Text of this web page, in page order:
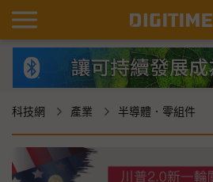
科技網 產業 半導體．零組件